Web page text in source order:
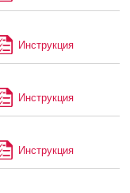
Инструкция
Инструкция
Инструкция